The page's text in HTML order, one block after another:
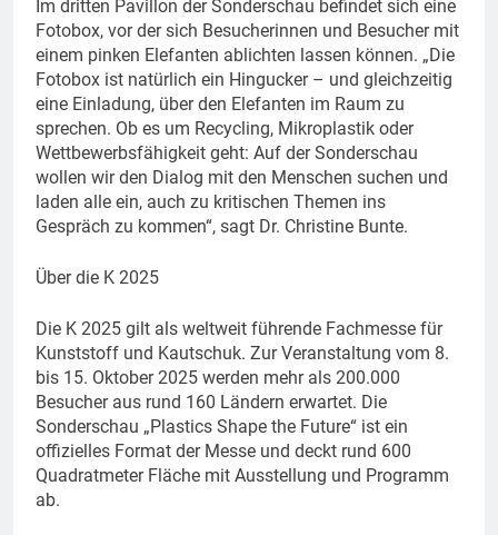
Im dritten Pavillon der Sonderschau befindet sich eine
Fotobox, vor der sich Besucherinnen und Besucher mit
einem pinken Elefanten ablichten lassen können. „Die
Fotobox ist natürlich ein Hingucker – und gleichzeitig
eine Einladung, über den Elefanten im Raum zu
sprechen. Ob es um Recycling, Mikroplastik oder
Wettbewerbsfähigkeit geht: Auf der Sonderschau
wollen wir den Dialog mit den Menschen suchen und
laden alle ein, auch zu kritischen Themen ins
Gespräch zu kommen“, sagt Dr. Christine Bunte.
Über die K 2025
Die K 2025 gilt als weltweit führende Fachmesse für
Kunststoff und Kautschuk. Zur Veranstaltung vom 8.
bis 15. Oktober 2025 werden mehr als 200.000
Besucher aus rund 160 Ländern erwartet. Die
Sonderschau „Plastics Shape the Future“ ist ein
offizielles Format der Messe und deckt rund 600
Quadratmeter Fläche mit Ausstellung und Programm
ab.